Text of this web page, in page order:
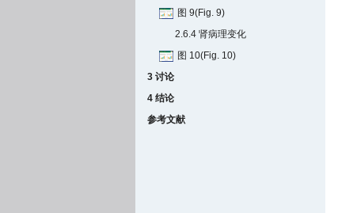
图 9(Fig. 9)
2.6.4 肾病理变化
图 10(Fig. 10)
3 讨论
4 结论
参考文献